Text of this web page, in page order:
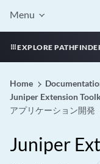
Menu
EXPLORE
Home
Juniper Extension
アプリケーション開発
Juniper